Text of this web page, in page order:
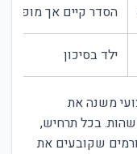
הסדר קיים אך מופר
ילד בסיכון
משנה את
בכל תרחיש,
שקובעים את